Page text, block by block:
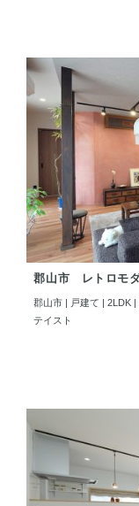
郡山市 レトロモ
郡山市 | 戸建て | 2LDK
テイスト